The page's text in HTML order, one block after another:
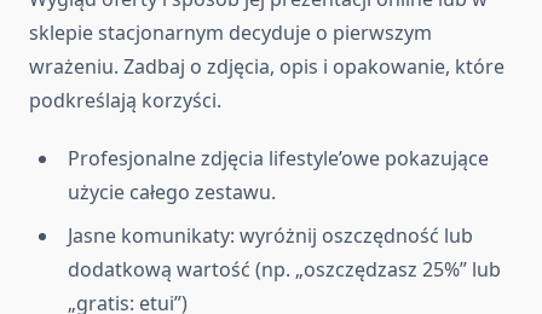
sklepie stacjonarnym decyduje o pierwszym
wrażeniu. Zadbaj o zdjęcia, opis i opakowanie, które
podkreślają korzyści.
Profesjonalne zdjęcia lifestyle’owe pokazujące
użycie całego zestawu.
Jasne komunikaty: wyróżnij oszczędność lub
dodatkową wartość (np. „oszczędzasz 25%” lub
„gratis: etui”)